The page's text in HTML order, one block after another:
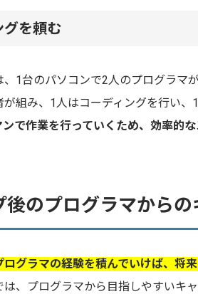
グを頼む
1台のパソコンで2人のプログラマ
が組み、1人はコーディングを行い
で作業を行っていくため、効率的
後のプログラマから
グラマの経験を積んでいけば、将
は、プログラマから目指しやすいキ